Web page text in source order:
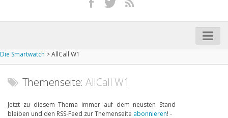
iPhone kaufen
Startseite
Aktuelle Smartwatches im Test
Die Smartwatch >AllCall W1
Themenseite: AllCall W1
Jetzt zu diesem Thema immer auf dem neusten Stand
bleiben und den RSS-Feed zur Themenseite abonnieren! -